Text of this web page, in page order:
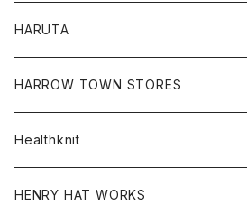
コート
シャツ
スウェット
レディース
カーディガン
コート
ボトム
パンツ
Tシャツ
ロンTEE
HARUTA
HARROW TOWN STORES
Healthknit
HENRY HAT WORKS